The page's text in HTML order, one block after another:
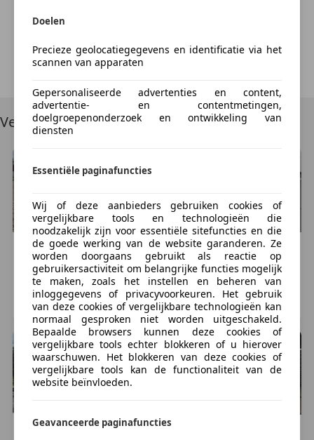
Side Impact Protection System
Overig
Elektrische ramen achter
nationale autopas
toerenteller
We're sorry, but something unexpected happened.
Try Again
Vergelijkbare voertuigen
Volvo S40
€ 1.650
227.000 km, 02/2004
VALKENSWAARD, NL
Volvo S40
€ 1.440
196.613 km, 06/2002
ROTTERDAM, NL
Doelen
Precieze geolocatiegegevens en identificatie via het
scannen van apparaten
Gepersonaliseerde advertenties en content,
advertentie- en contentmetingen,
doelgroepenonderzoek en ontwikkeling van
diensten
Essentiële paginafuncties
Wij of deze aanbieders gebruiken cookies of
vergelijkbare tools en technologieën die
noodzakelijk zijn voor essentiële sitefuncties en die
de goede werking van de website garanderen. Ze
worden doorgaans gebruikt als reactie op
gebruikersactiviteit om belangrijke functies mogelijk
te maken, zoals het instellen en beheren van
inloggegevens of privacyvoorkeuren. Het gebruik
van deze cookies of vergelijkbare technologieën kan
normaal gesproken niet worden uitgeschakeld.
Bepaalde browsers kunnen deze cookies of
vergelijkbare tools echter blokkeren of u hierover
waarschuwen. Het blokkeren van deze cookies of
vergelijkbare tools kan de functionaliteit van de
website beïnvloeden.
Geavanceerde paginafuncties